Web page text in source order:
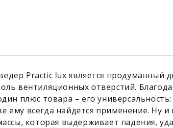
Practic lux является продуманный
вентиляционных отверстий.
плюс товара – его
всегда найдется применение. Ну и
которая выдерживает падения,